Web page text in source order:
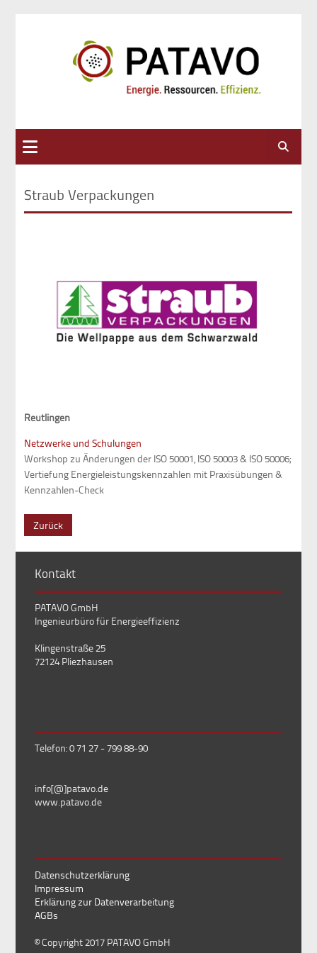
Suche
Straub Verpackungen
Reutlingen
Netzwerke und Schulungen
Workshop zu Änderungen der ISO 50001, ISO 50003 & ISO 50006;
Vertiefung Energieleistungskennzahlen mit Praxisübungen &
Kennzahlen-Check
Zurück
Kontakt
PATAVO GmbH
Ingenieurbüro für Energieeffizienz
Klingenstraße 25
72124 Pliezhausen
Telefon: 0 71 27 - 799 88-90
info[@]patavo.de
www.patavo.de
Datenschutzerklärung
Impressum
Erklärung zur Datenverarbeitung
AGBs
© Copyright 2017 PATAVO GmbH